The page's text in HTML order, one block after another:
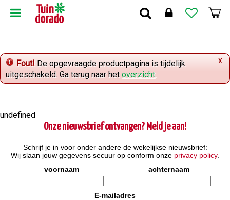
r
o
n
e
x
Fout! De opgevraagde productpagina is tijdelijk
uitgeschakeld. Ga terug naar hetoverzicht.
undefined
Onze nieuwsbrief ontvangen? Meld je aan!
Schrijf je in voor onder andere de wekelijkse nieuwsbrief:
Wij slaan jouw gegevens secuur op conform onze privacy policy.
voornaam
achternaam
E-mailadres